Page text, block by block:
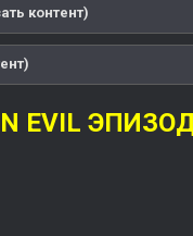
контент)
EVIL